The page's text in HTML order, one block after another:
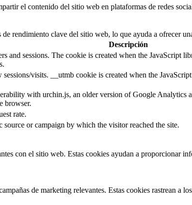
el contenido del sitio web en plataformas de redes
rendimiento clave del sitio web, lo que ayuda a ofrecer
Descripción
and sessions. The cookie is created when the JavaScript
visits. __utmb cookie is created when the
with urchin.js, an older version of Google
browser.
rate.
or campaign by which the visitor reached the site.
con el sitio web. Estas cookies ayudan a proporcionar
de marketing relevantes. Estas cookies rastrean a